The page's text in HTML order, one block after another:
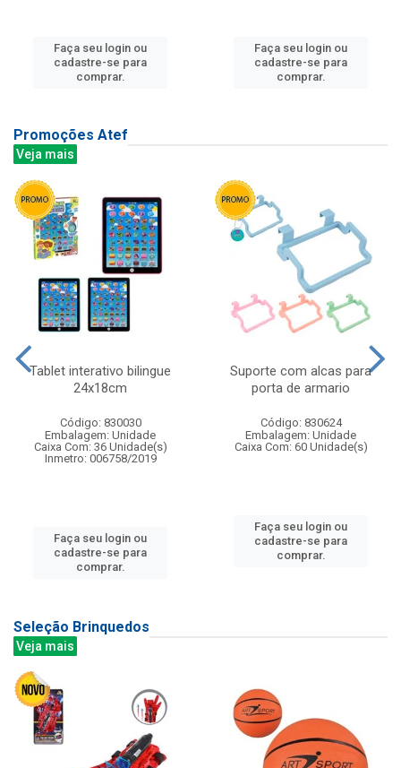
Faça seu login ou
cadastre-se para
comprar.
Faça seu login ou
cadastre-se para
comprar.
Promoções Atef
Veja mais
Tablet interativo bilingue
24x18cm
Código: 830030
Embalagem: Unidade
Caixa Com: 36 Unidade(s)
Inmetro: 006758/2019
Faça seu login ou
cadastre-se para
comprar.
Suporte com alcas para
porta de armario
Código: 830624
Embalagem: Unidade
Caixa Com: 60 Unidade(s)
Faça seu login ou
cadastre-se para
comprar.
Seleção Brinquedos
Veja mais